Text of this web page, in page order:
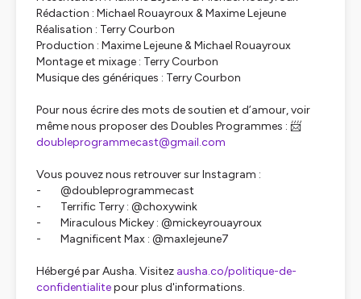
Rédaction : Michael Rouayroux & Maxime Lejeune
Réalisation : Terry Courbon
Production : Maxime Lejeune & Michael Rouayroux
Montage et mixage : Terry Courbon
Musique des génériques : Terry Courbon
Pour nous écrire des mots de soutien et d’amour, voir
même nous proposer des Doubles Programmes : 📨
doubleprogrammecast@gmail.com
Vous pouvez nous retrouver sur Instagram :
- @doubleprogrammecast
- Terrific Terry : @choxywink
- Miraculous Mickey : @mickeyrouayroux
- Magnificent Max : @maxlejeune7
Hébergé par Ausha. Visitez ausha.co/politique-de-
confidentialitepour plus d'informations.